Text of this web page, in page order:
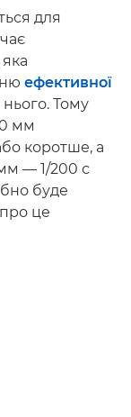
для
ефективної
Тому
мм
коротше, а
— 1/200 с
буде
це